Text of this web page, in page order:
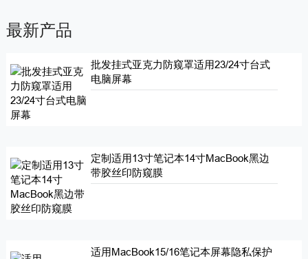
最新产品
批发挂式亚克力防窥罩适用23/24寸台式
电脑屏幕
定制适用13寸笔记本14寸MacBook黑边
带胶丝印防窥膜
适用MacBook15/16笔记本屏幕隐私保护